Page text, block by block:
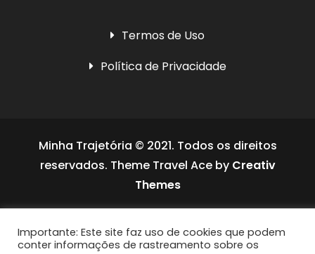
Termos de Uso
Política de Privacidade
Minha Trajetória © 2021. Todos os direitos
reservados. Theme Travel Ace by Creativ
Themes
Importante: Este site faz uso de cookies que podem
conter informações de rastreamento sobre os
UltimatelySocial